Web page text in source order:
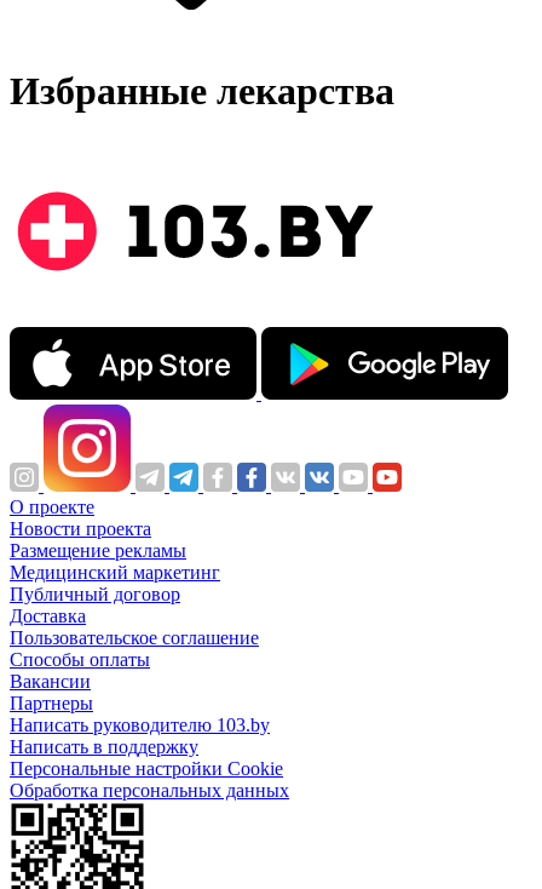
Избранные лекарства
О проекте
Новости проекта
Размещение рекламы
Медицинский маркетинг
Публичный договор
Доставка
Пользовательское соглашение
Способы оплаты
Вакансии
Партнеры
Написать руководителю 103.by
Написать в поддержку
Персональные настройки Cookie
Обработка персональных данных